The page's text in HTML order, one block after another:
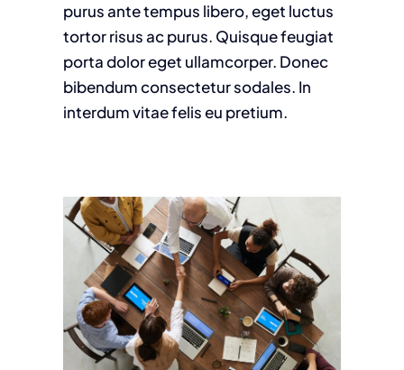
purus ante tempus libero, eget luctus
tortor risus ac purus. Quisque feugiat
porta dolor eget ullamcorper. Donec
bibendum consectetur sodales. In
interdum vitae felis eu pretium.